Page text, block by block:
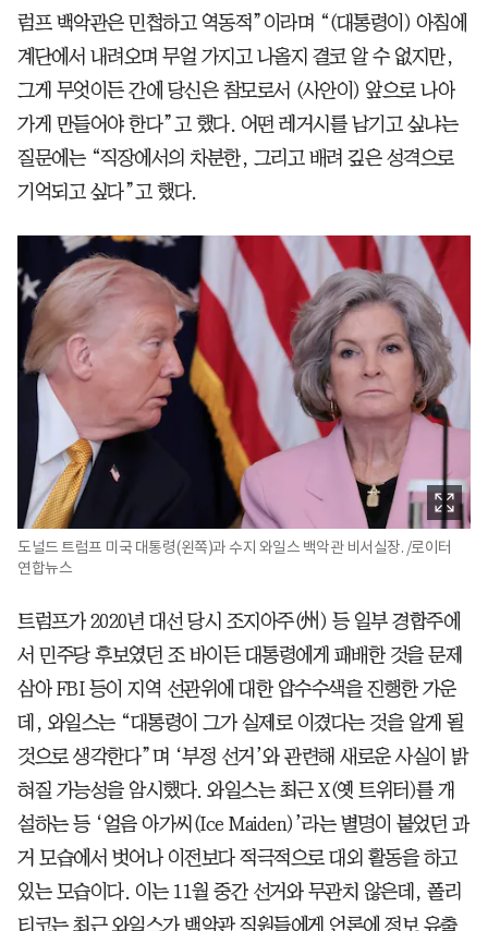
럼프 백악관은 민첩하고 역동적”이라며 “(대통령이) 아침에
계단에서 내려오며 무얼 가지고 나올지 결코 알 수 없지만,
그게 무엇이든 간에 당신은 참모로서 (사안이) 앞으로 나아
가게 만들어야 한다”고 했다. 어떤 레거시를 남기고 싶냐는
질문에는 “직장에서의 차분한, 그리고 배려 깊은 성격으로
기억되고 싶다”고 했다.
도널드 트럼프 미국 대통령(왼쪽)과 수지 와일스 백악관 비서실장. /로이터
연합뉴스
트럼프가 2020년 대선 당시 조지아주(州) 등 일부 경합주에
서 민주당 후보였던 조 바이든 대통령에게 패배한 것을 문제
삼아 FBI 등이 지역 선관위에 대한 압수수색을 진행한 가운
데, 와일스는 “대통령이 그가 실제로 이겼다는 것을 알게 될
것으로 생각한다”며 ‘부정 선거’와 관련해 새로운 사실이 밝
혀질 가능성을 암시했다. 와일스는 최근 X(옛 트위터)를 개
설하는 등 ‘얼음 아가씨(Ice Maiden)’라는 별명이 붙었던 과
거 모습에서 벗어나 이전보다 적극적으로 대외 활동을 하고
있는 모습이다. 이는 11월 중간 선거와 무관치 않은데, 폴리
티코는 최근 와일스가 백악관 직원들에게 언론에 정보 유출